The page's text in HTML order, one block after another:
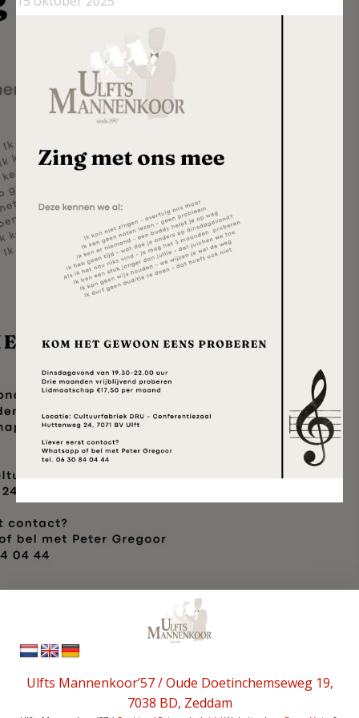
Sponsor worden
Inschrijven nieuwsbrief
Ulfts Mannenkoor’57 / Oude Doetinchemseweg 19,
7038 BD, Zeddam